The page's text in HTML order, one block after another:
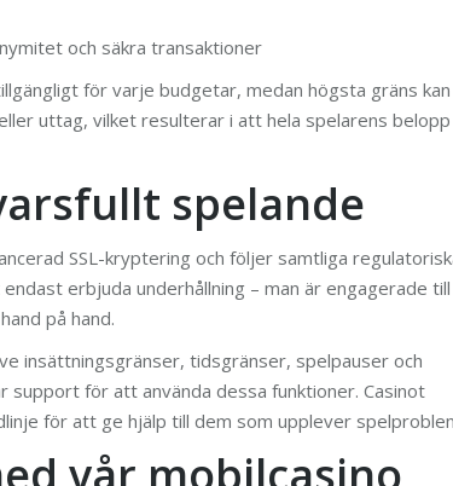
och säkra transaktioner
för varje budgetar, medan högsta gräns kan
uttag, vilket resulterar i att hela spelarens belopp
spelande
SSL-kryptering och följer samtliga
erbjuda underhållning – man är engagerade till
på hand.
insättningsgränser, tidsgränser, spelpauser och
support för att använda dessa funktioner. Casinot
för att ge hjälp till dem som upplever